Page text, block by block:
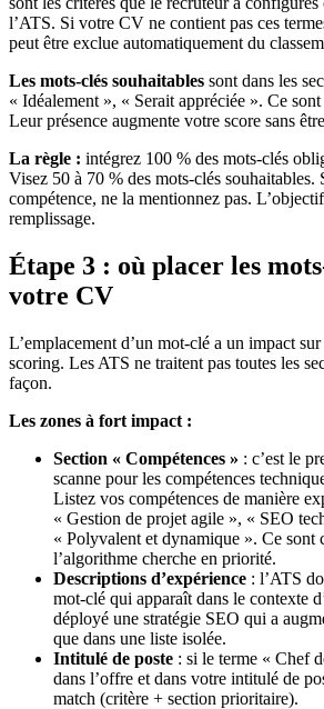
l’ATS. Si votre CV ne contient pas ces
peut être exclue automatiquement du
Les mots-clés souhaitables sont dans les
« Idéalement », « Serait appréciée ». Ce
Leur présence augmente votre score sans
La règle : intégrez 100 % des mots-clés
Visez 50 à 70 % des mots-clés souhaitables.
compétence, ne la mentionnez pas.
remplissage.
Étape 3 : où placer les
votre CV
L’emplacement d’un mot-clé a un impact
scoring. Les ATS ne traitent pas toutes les
façon.
Les zones à fort impact :
Section « Compétences » : c’est le
scanne pour les compétences
Listez vos compétences de manière
« Gestion de projet agile », « SEO
« Polyvalent et dynamique ». Ce sont
l’algorithme cherche en priorité.
Descriptions d’expérience : l’ATS
mot-clé qui apparaît dans le contexte
déployé une stratégie SEO qui a
que dans une liste isolée.
Intitulé de poste : si le terme « Chef
dans l’offre et dans votre intitulé de
match (critère + section prioritaire).